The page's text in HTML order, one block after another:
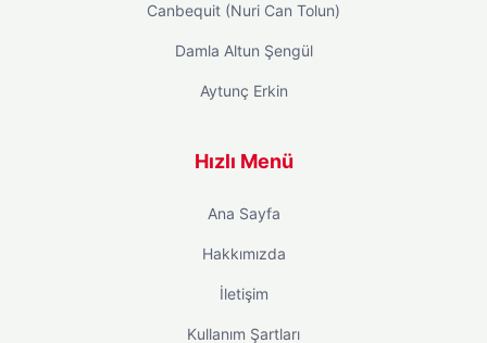
Canbequit (Nuri Can Tolun)
Damla Altun Şengül
Aytunç Erkin
Hızlı Menü
Ana Sayfa
Hakkımızda
İletişim
Kullanım Şartları